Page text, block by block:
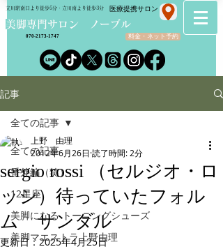
​美脚専門サロン ノーブル
立川駅南口より徒歩5分・立川南より徒歩3分
料金・ネット予約
070-2173-1747
​医療提携サロン
記事
全ての記事
番外編（笑）
12星座
美脚になる トーニングシューズ
美脚マエストラ上野由理
全ての記事
sergio rossi （セルジオ・ロ
ッシ）待っていたフォル
ム サンダル
上野 由理
2012年6月26日 読了時間: 2分
更新日：2025年4月25日